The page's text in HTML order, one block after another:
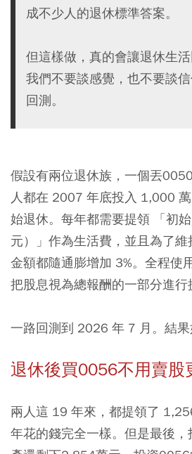
成不少人的退休標準答案。
但這樣做，真的會讓退休生
我們不要談感覺，也不要談
回測。
假設有兩位退休族，一個丟0050
人都在 2007 年底投入 1,000
始退休。每年都需要提領 「初
元）」作為生活費，並且為了
金額都隨通膨增加 3%。全程使
把股息視為總報酬的一部分進行
一路回測到 2026 年 7 月。結果
退休後買0056不用賣股
兩人這 19 年來，都提領了
年花的錢完全一樣。但是最後